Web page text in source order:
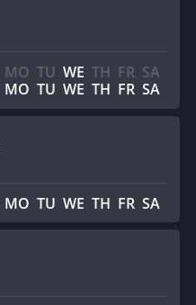
MO TU WE TH FR SA
MO TU WE TH FR SA
MO TU WE TH FR SA